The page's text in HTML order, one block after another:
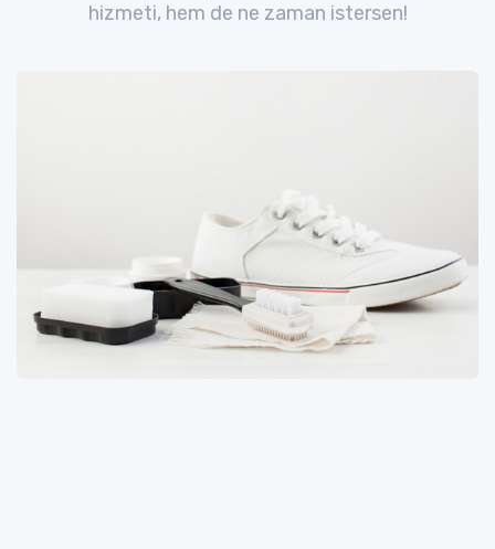
hizmeti, hem de ne zaman istersen!